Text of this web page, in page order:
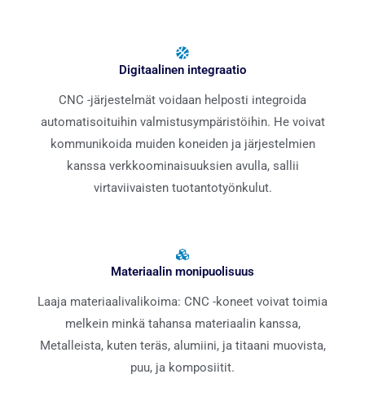
Digitaalinen integraatio
CNC -järjestelmät voidaan helposti integroida
automatisoituihin valmistusympäristöihin. He voivat
kommunikoida muiden koneiden ja järjestelmien
kanssa verkkoominaisuuksien avulla, sallii
virtaviivaisten tuotantotyönkulut.
Materiaalin monipuolisuus
Laaja materiaalivalikoima: CNC -koneet voivat toimia
melkein minkä tahansa materiaalin kanssa,
Metalleista, kuten teräs, alumiini, ja titaani muovista,
puu, ja komposiitit.